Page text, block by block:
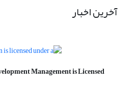
آخرین اخبار
Management is Licensed